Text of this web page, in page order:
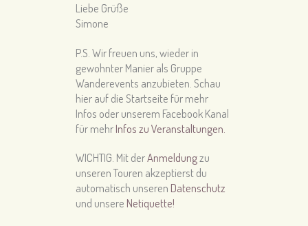
Liebe Grüße
Simone
P.S. Wir freuen uns, wieder in
gewohnter Manier als Gruppe
Wanderevents anzubieten. Schau
hier auf die Startseite für mehr
Infos oder unserem Facebook Kanal
für mehrInfos zu Veranstaltungen.
WICHTIG. Mit derAnmeldungzu
unseren Touren akzeptierst du
automatisch unseren Datenschutz
und unsere Netiquette!